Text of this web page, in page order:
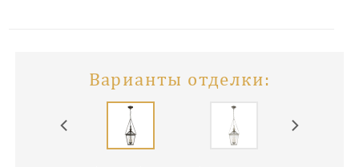
Варианты отделки: